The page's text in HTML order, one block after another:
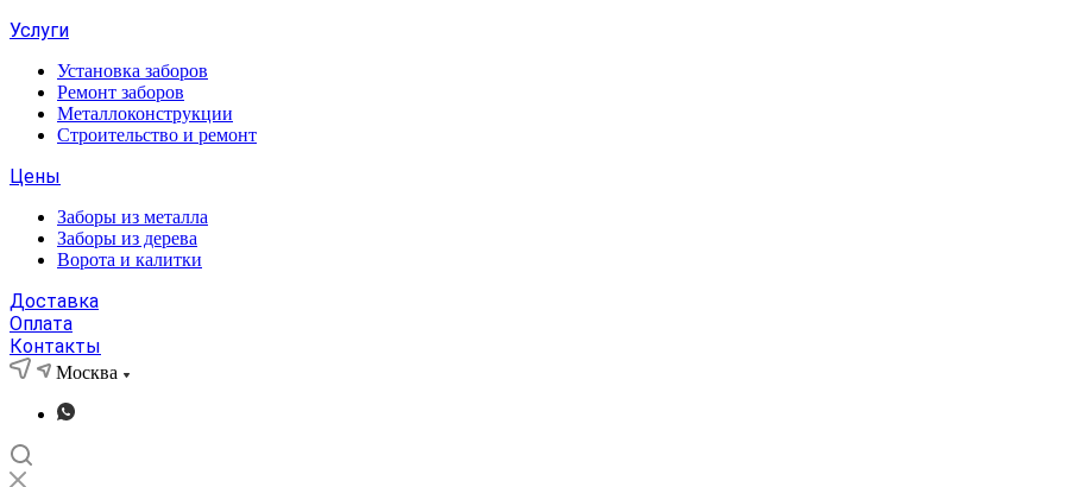
Услуги
Установка заборов
Ремонт заборов
Металлоконструкции
Строительство и ремонт
Цены
Заборы из металла
Заборы из дерева
Ворота и калитки
Доставка
Оплата
Контакты
Москва